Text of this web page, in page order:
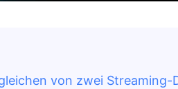
von zwei Streaming-